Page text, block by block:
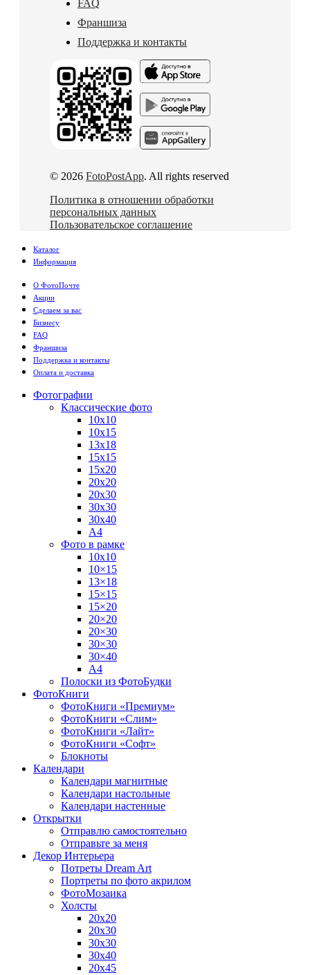
FAQ
Франшиза
Поддержка и контакты
© 2026 FotoPostApp. All rights reserved
Политика в отношении обработки
персональных данных
Пользовательское соглашение
Каталог
Информация
О ФотоПочте
Акции
Сделаем за вас
Бизнесу
FAQ
Франшиза
Поддержка и контакты
Оплата и доставка
Фотографии
Классические фото
10х10
10х15
13х18
15х15
15х20
20х20
20х30
30х30
30х40
А4
Фото в рамке
10х10
10×15
13×18
15×15
15×20
20×20
20×30
30×30
30×40
A4
Полоски из ФотоБудки
ФотоКниги
ФотоКниги «Премиум»
ФотоКниги «Слим»
ФотоКниги «Лайт»
ФотоКниги «Софт»
Блокноты
Календари
Календари магнитные
Календари настольные
Календари настенные
Открытки
Отправлю самостоятельно
Отправьте за меня
Декор Интерьера
Потреты Dream Art
Портреты по фото акрилом
ФотоМозаика
Холсты
20х20
20х30
30х30
30х40
20х45